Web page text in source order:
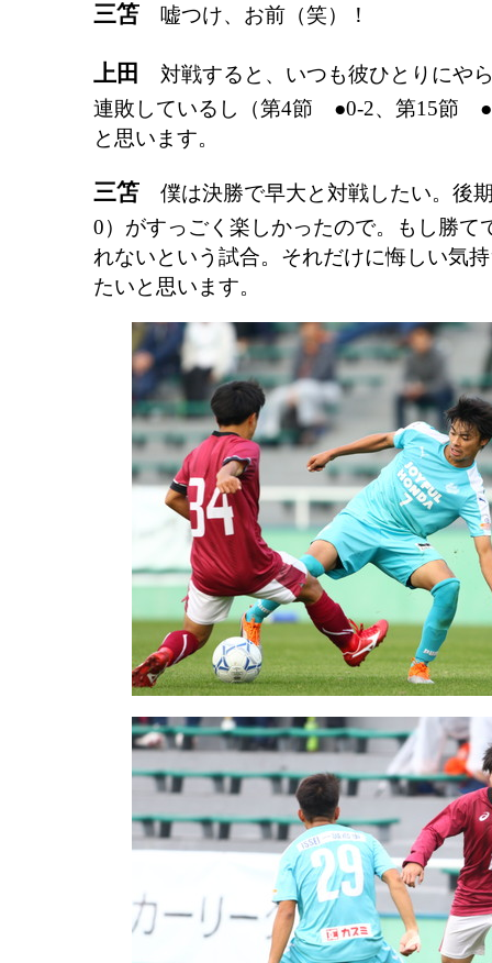
三笘 嘘つけ、お前（笑）！
上田
対戦すると、いつも彼ひとりにや
連敗しているし（第4節 ●0-2、第15節
と思います。
三笘 僕は決勝で早大と対戦したい。後
0）がすっごく楽しかったので。もし勝て
れないという試合。それだけに悔しい気
たいと思います。